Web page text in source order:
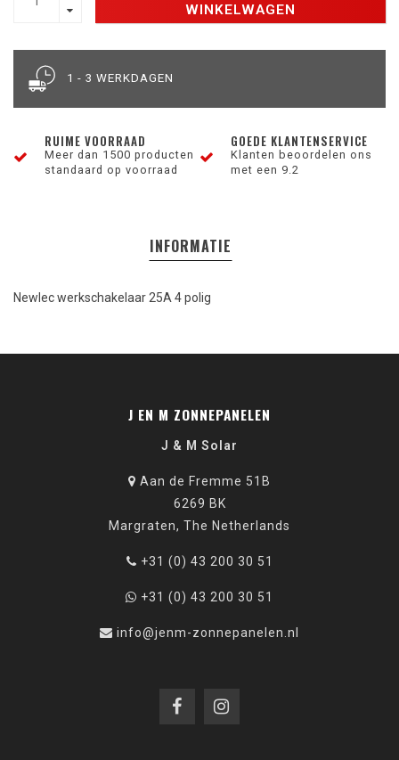
WINKELWAGEN
1 - 3 WERKDAGEN
RUIME VOORRAAD
Meer dan 1500 producten
standaard op voorraad
GOEDE KLANTENSERVICE
Klanten beoordelen ons
met een 9.2
INFORMATIE
Newlec werkschakelaar 25A 4 polig
J EN M ZONNEPANELEN
J & M Solar
Aan de Fremme 51B
6269 BK
Margraten, The Netherlands
+31 (0) 43 200 30 51
+31 (0) 43 200 30 51
info@jenm-zonnepanelen.nl